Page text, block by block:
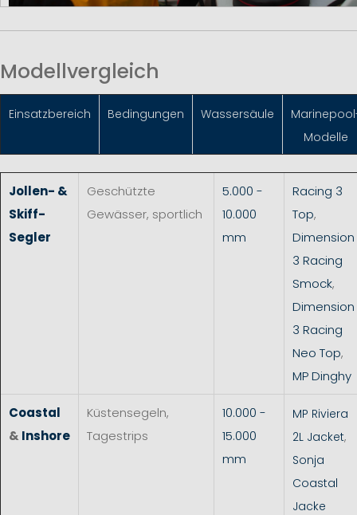
Modellvergleich
Einsatzbereich Bedingungen Wassersäule
Modelle
Jollen- &
Skiff-
Segler
Geschützte
Gewässer, sportlich
5.000 -
10.000
mm
Racing 3
Top,
Dimension
3 Racing
Smock,
Dimension
3 Racing
Neo Top,
MP Dinghy
Coastal
& Inshore
Küstensegeln,
Tagestrips
10.000 -
15.000
mm
MP Riviera
2L Jacket,
Sonja
Coastal
Jacke